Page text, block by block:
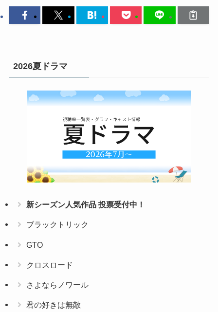
2026夏ドラマ
新シーズン人気作品 投票受付中！
ブラックトリック
GTO
クロスロード
さよならノワール
君の好きは無敵